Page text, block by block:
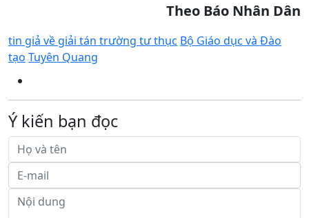
Theo Báo Nhân Dân
tin giả về giải tán trường tư thục Bộ Giáo dục và Đào
tạo Tuyên Quang
Ý kiến bạn đọc